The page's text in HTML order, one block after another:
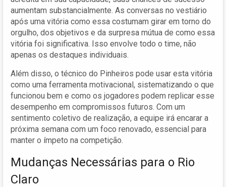
aumentam substancialmente. As conversas no vestiário
após uma vitória como essa costumam girar em torno do
orgulho, dos objetivos e da surpresa mútua de como essa
vitória foi significativa. Isso envolve todo o time, não
apenas os destaques individuais.
Além disso, o técnico do Pinheiros pode usar esta vitória
como uma ferramenta motivacional, sistematizando o que
funcionou bem e como os jogadores podem replicar esse
desempenho em compromissos futuros. Com um
sentimento coletivo de realização, a equipe irá encarar a
próxima semana com um foco renovado, essencial para
manter o ímpeto na competição.
Mudanças Necessárias para o Rio
Claro